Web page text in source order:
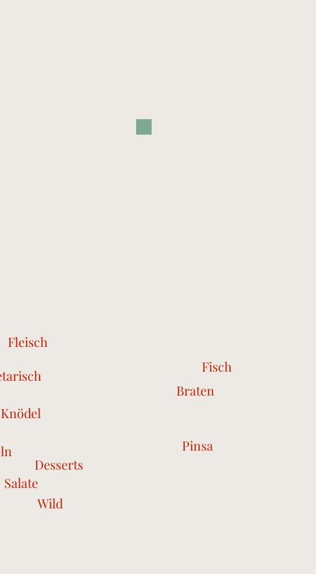
Wild
Fleisch
Knödel
Fisch
Salate
Desserts
Braten
Pinsa